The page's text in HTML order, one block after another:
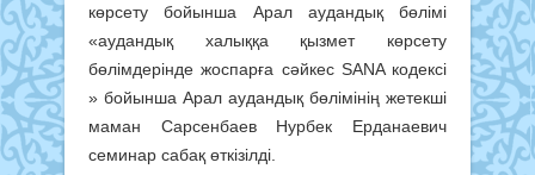
көрсету бойынша Арал аудандық бөлімі
«аудандық халыққа қызмет көрсету
бөлімдерінде жоспарға сәйкес SANA кодексі
» бойынша Арал аудандық бөлімінің жетекші
маман Сарсенбаев Нурбек Ерданаевич
семинар сабақ өткізілді.